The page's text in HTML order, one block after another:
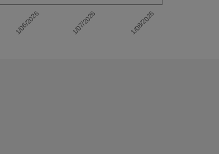
1/06/2026 1/07/2026 1/08/2026